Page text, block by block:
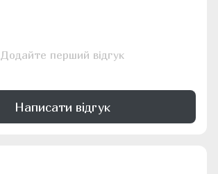
Додайте перший відгук
Написати відгук